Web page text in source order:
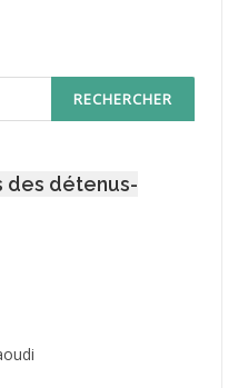
des détenus-